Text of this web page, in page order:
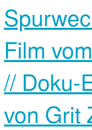
Film
// Doku-
von ‎Grit